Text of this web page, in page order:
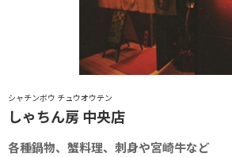
シャチンボウ チュウオウテン
しゃちん房 中央店
各種鍋物、蟹料理、刺身や宮崎牛など